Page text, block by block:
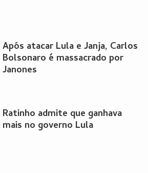
Após atacar Lula e Janja, Carlos
Bolsonaro é massacrado por
Janones
Ratinho admite que ganhava
mais no governo Lula